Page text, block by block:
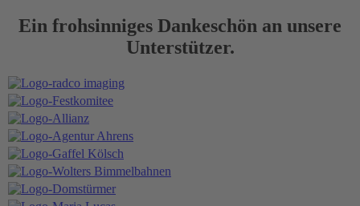
Ein frohsinniges Dankeschön an unsere
Unterstützer.